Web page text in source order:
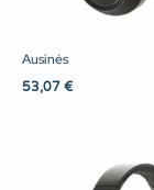
Ausinės
53,07 €